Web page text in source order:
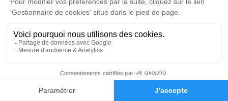
Faire-part Hommages
50800 Villedieu-les-Poêles-Rouffigny
Déroulé des obsèques